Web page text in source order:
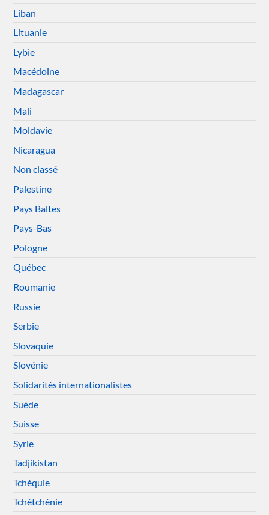
Liban
Lituanie
Lybie
Macédoine
Madagascar
Mali
Moldavie
Nicaragua
Non classé
Palestine
Pays Baltes
Pays-Bas
Pologne
Québec
Roumanie
Russie
Serbie
Slovaquie
Slovénie
Solidarités internationalistes
Suède
Suisse
Syrie
Tadjikistan
Tchéquie
Tchétchénie